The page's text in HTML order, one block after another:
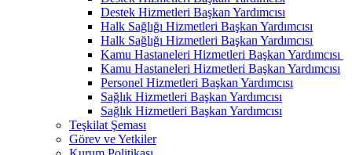
Destek Hizmetleri Başkan Yardımcısı
Halk Sağlığı Hizmetleri Başkan Yardımcısı
Halk Sağlığı Hizmetleri Başkan Yardımcısı
Kamu Hastaneleri Hizmetleri Başkan Yardımcısı ​
Kamu Hastaneleri Hizmetleri Başkan Yardımcısı
Personel Hizmetleri Başkan Yardımcısı
Sağlık Hizmetleri Başkan Yardımcısı
Sağlık Hizmetleri Başkan Yardımcısı
Teşkilat Şeması
Görev ve Yetkiler